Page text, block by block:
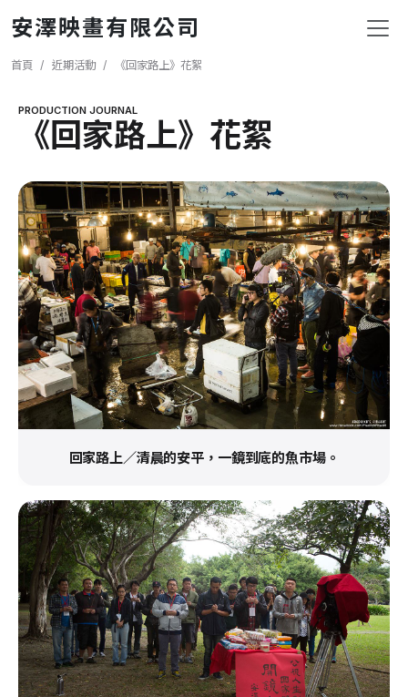
安澤映畫有限公司
導航連結
首頁 近期活動 《回家路上》花絮
PRODUCTION JOURNAL
《回家路上》花絮
回家路上／清晨的安平，一鏡到底的魚市場。